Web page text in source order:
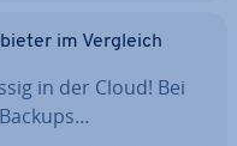
im Vergleich
in der Cloud! Bei